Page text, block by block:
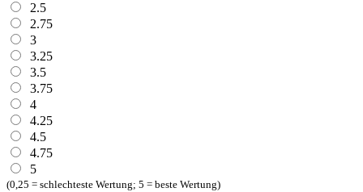
2.5
2.75
3
3.25
3.5
3.75
4
4.25
4.5
4.75
5
(0,25 = schlechteste Wertung; 5 = beste Wertung)